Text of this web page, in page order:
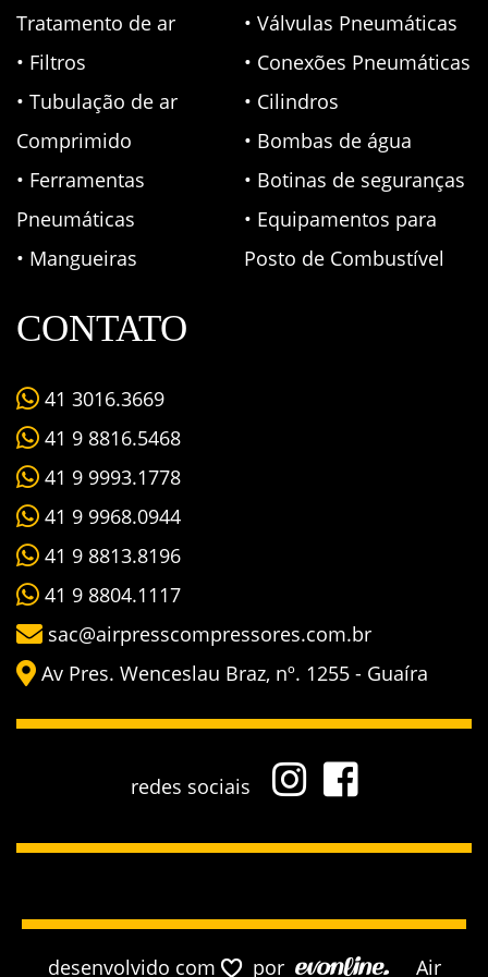
Tratamento de ar
• Filtros
• Tubulação de ar
Comprimido
• Ferramentas
Pneumáticas
• Mangueiras
• Válvulas Pneumáticas
• Conexões Pneumáticas
• Cilindros
• Bombas de água
• Botinas de seguranças
• Equipamentos para
Posto de Combustível
CONTATO
41 3016.3669
41 9 8816.5468
41 9 9993.1778
41 9 9968.0944
41 9 8813.8196
41 9 8804.1117
sac@airpresscompressores.com.br
Av Pres. Wenceslau Braz, nº. 1255 - Guaíra
redes sociais
desenvolvido com por Air